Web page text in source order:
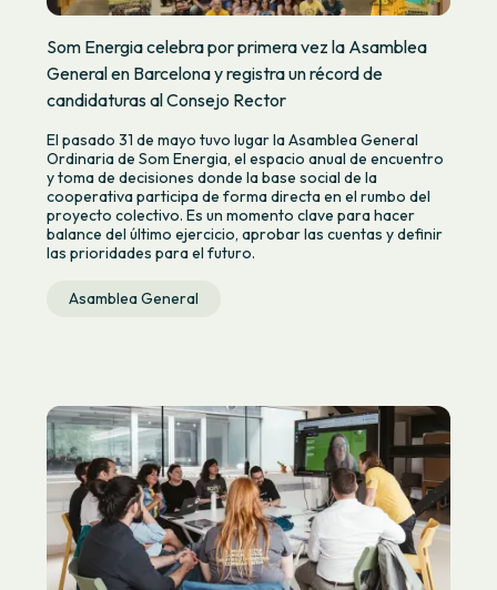
Som Energia celebra por primera vez la Asamblea
General en Barcelona y registra un récord de
candidaturas al Consejo Rector
El pasado 31 de mayo tuvo lugar la Asamblea General
Ordinaria de Som Energia, el espacio anual de encuentro
y toma de decisiones donde la base social de la
cooperativa participa de forma directa en el rumbo del
proyecto colectivo. Es un momento clave para hacer
balance del último ejercicio, aprobar las cuentas y definir
las prioridades para el futuro.
Asamblea General